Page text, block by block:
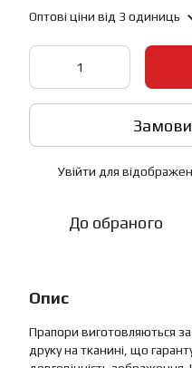
Оптові ціни від 3 одиниць
Увійти для
До обраного
Опис
Прапори виготовляються
друку на тканині, що